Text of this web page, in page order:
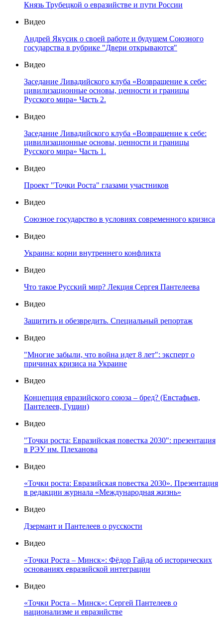
Князь Трубецкой о евразийстве и пути России
Видео
Андрей Якусик о своей работе и будущем Союзного
государства в рубрике "Двери открываются"
Видео
Заседание Ливадийского клуба «Возвращение к себе:
цивилизационные основы, ценности и границы
Русского мира» Часть 2.
Видео
Заседание Ливадийского клуба «Возвращение к себе:
цивилизационные основы, ценности и границы
Русского мира» Часть 1.
Видео
Проект "Точки Роста" глазами участников
Видео
Союзное государство в условиях современного кризиса
Видео
Украина: корни внутреннего конфликта
Видео
Что такое Русский мир? Лекция Сергея Пантелеева
Видео
Защитить и обезвредить. Специальный репортаж
Видео
"Многие забыли, что война идет 8 лет": эксперт о
причинах кризиса на Украине
Видео
Концепция евразийского союза – бред? (Евстафьев,
Пантелеев, Гущин)
Видео
"Точки роста: Евразийская повестка 2030": презентация
в РЭУ им. Плеханова
Видео
«Точки роста: Евразийская повестка 2030». Презентация
в редакции журнала «Международная жизнь»
Видео
Дзермант и Пантелеев о русскости
Видео
«Точки Роста – Минск»: Фёдор Гайда об исторических
основаниях евразийской интеграции
Видео
«Точки Роста – Минск»: Сергей Пантелеев о
национализме и евразийстве